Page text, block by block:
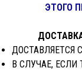
ЭТОГО
ДОСТАВЛЯЕТСЯ
В СЛУЧАЕ,